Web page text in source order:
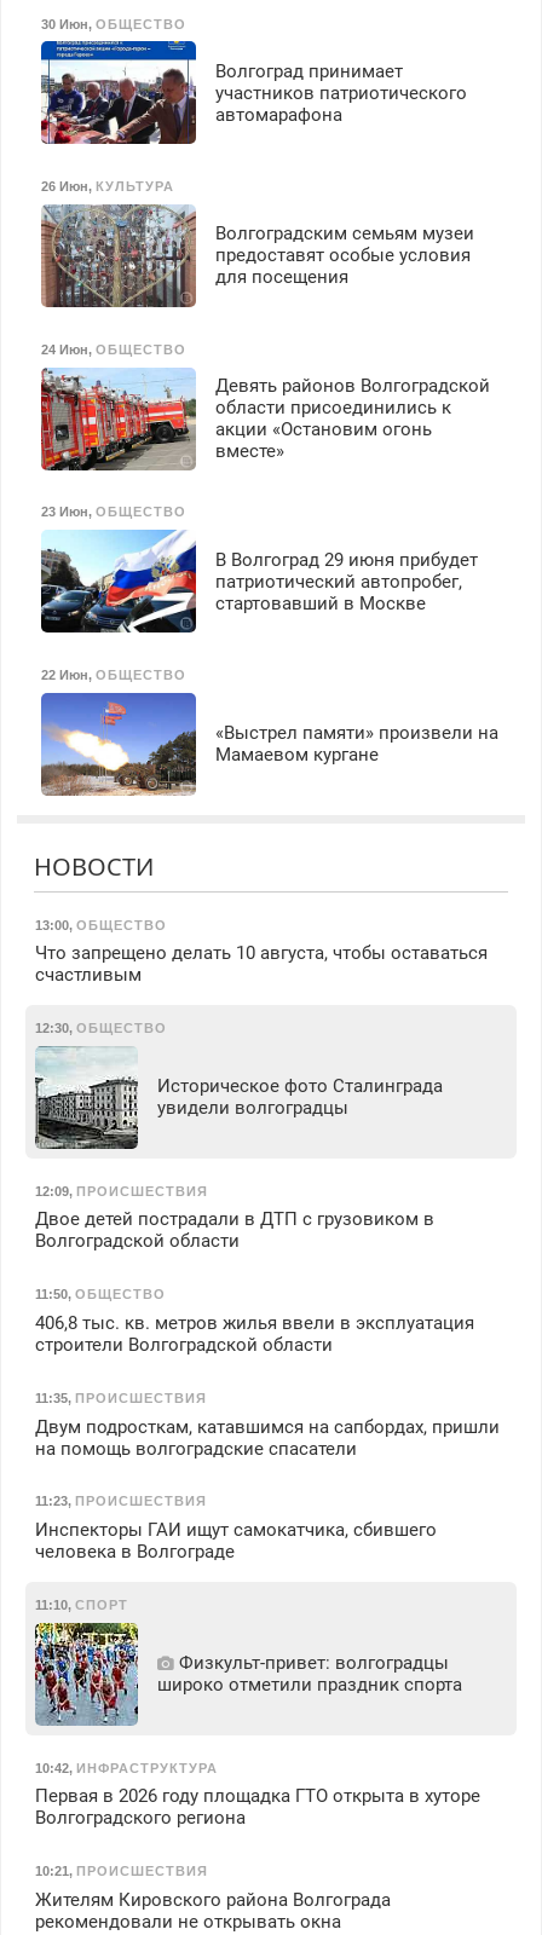
30 Июн, ОБЩЕСТВО
Волгоград принимает
участников патриотического
автомарафона
26 Июн, КУЛЬТУРА
Волгоградским семьям музеи
предоставят особые условия
для посещения
24 Июн, ОБЩЕСТВО
Девять районов Волгоградской
области присоединились к
акции «Остановим огонь
вместе»
23 Июн, ОБЩЕСТВО
В Волгоград 29 июня прибудет
патриотический автопробег,
стартовавший в Москве
22 Июн, ОБЩЕСТВО
«Выстрел памяти» произвели на
Мамаевом кургане
НОВОСТИ
13:00, ОБЩЕСТВО
Что запрещено делать 10 августа, чтобы оставаться
счастливым
12:30, ОБЩЕСТВО
Историческое фото Сталинграда
увидели волгоградцы
12:09, ПРОИСШЕСТВИЯ
Двое детей пострадали в ДТП с грузовиком в
Волгоградской области
11:50, ОБЩЕСТВО
406,8 тыс. кв. метров жилья ввели в эксплуатация
строители Волгоградской области
11:35, ПРОИСШЕСТВИЯ
Двум подросткам, катавшимся на сапбордах, пришли
на помощь волгоградские спасатели
11:23, ПРОИСШЕСТВИЯ
Инспекторы ГАИ ищут самокатчика, сбившего
человека в Волгограде
11:10, СПОРТ
Физкульт‑привет: волгоградцы
широко отметили праздник спорта
10:42, ИНФРАСТРУКТУРА
Первая в 2026 году площадка ГТО открыта в хуторе
Волгоградского региона
10:21 , ПРОИСШЕСТВИЯ
Жителям Кировского района Волгограда
рекомендовали не открывать окна